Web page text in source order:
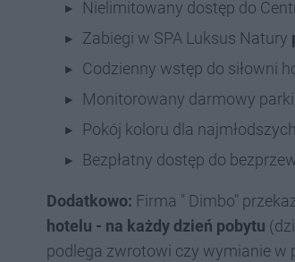
Nielimitowany dostęp do
Zabiegi w SPA Luksus Natury
Codzienny wstęp do siłowni
Monitorowany darmowy
Pokój koloru dla najmłodszych
Bezpłatny dostęp do
Dodatkowo: Firma " Dimbo"
hotelu - na każdy dzień pobytu
podlega zwrotowi czy wymianie w